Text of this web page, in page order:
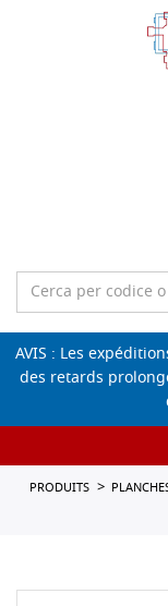
AVIS : Les
des retards
PRODUITS